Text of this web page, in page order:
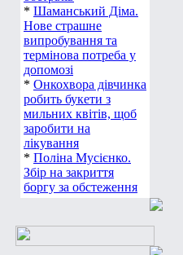
* Шаманський Діма.
Нове страшне
випробування та
термінова потреба у
допомозі
* Онкохвора дівчинка
робить букети з
мильних квітів, щоб
заробити на
лікування
* Поліна Мусієнко.
Збір на закриття
боргу за обстеження